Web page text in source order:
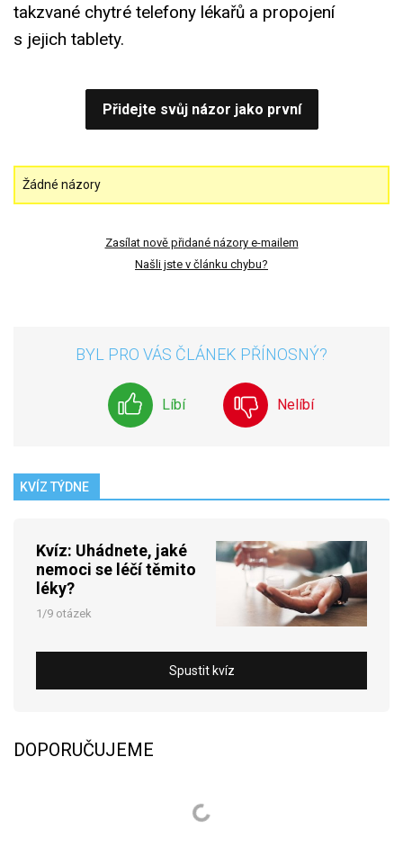
takzvané chytré telefony lékařů a propojení
s jejich tablety.
Přidejte svůj názor jako první
Žádné názory
Zasílat nově přidané názory e-mailem
Našli jste v článku chybu?
BYL PRO VÁS ČLÁNEK PŘÍNOSNÝ?
Líbí Nelíbí
KVÍZ TÝDNE
Kvíz: Uhádnete, jaké
nemoci se léčí těmito
léky?
1/9 otázek
Spustit kvíz
DOPORUČUJEME